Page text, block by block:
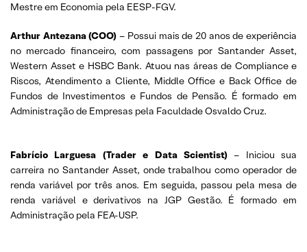
Mestre em Economia pela EESP-FGV.
Arthur Antezana (COO) – Possui mais de 20 anos de experiência
no mercado financeiro, com passagens por Santander Asset,
Western Asset e HSBC Bank. Atuou nas áreas de Compliance e
Riscos, Atendimento a Cliente, Middle Office e Back Office de
Fundos de Investimentos e Fundos de Pensão. É formado em
Administração de Empresas pela Faculdade Osvaldo Cruz.
Fabrício Larguesa (Trader e Data Scientist)– Iniciou sua
carreira no Santander Asset, onde trabalhou como operador de
renda variável por três anos. Em seguida, passou pela mesa de
renda variável e derivativos na JGP Gestão. É formado em
Administração pela FEA-USP.